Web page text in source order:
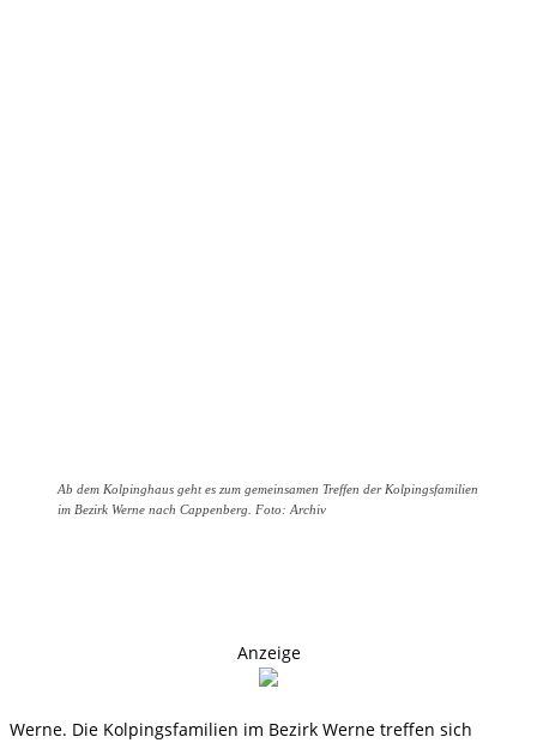
Ab dem Kolpinghaus geht es zum gemeinsamen Treffen der Kolpingsfamilien
im Bezirk Werne nach Cappenberg. Foto: Archiv
Anzeige
Werne. Die Kolpingsfamilien im Bezirk Werne treffen sich